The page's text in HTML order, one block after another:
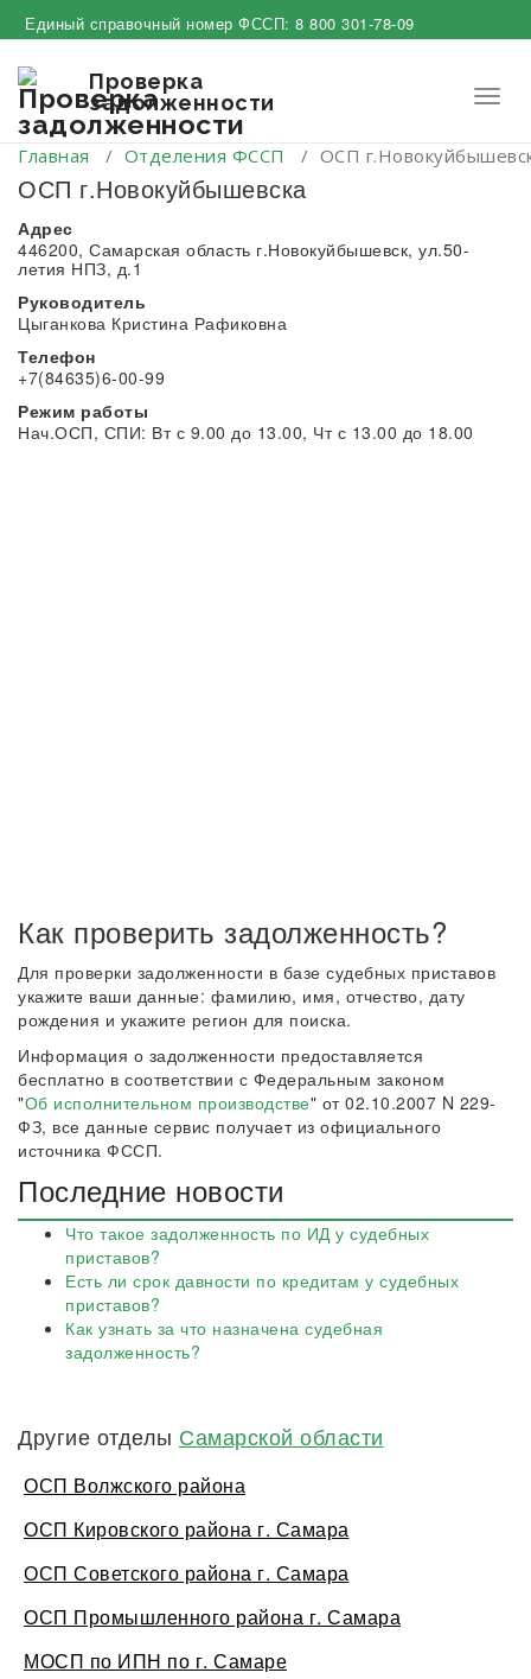
к
Единый справочный номер ФССП: 8 800 301-78-09
Проверка
задолженности
Главная / Отделения ФССП / ОСП
ОСП г.Новокуйбышевска
Адрес
446200, Самарская область г.Новокуйбышевск, ул.50-
летия НПЗ, д.1
Руководитель
Цыганкова Кристина Рафиковна
Телефон
+7(84635)6-00-99
Режим работы
Нач.ОСП, СПИ: Вт с 9.00 до 13.00, Чт с 13.00 до 18.00
Как проверить задолженность?
Для проверки задолженности в базе судебных приставов
укажите ваши данные: фамилию, имя, отчество, дату
рождения и укажите регион для поиска.
Информация о задолженности предоставляется
бесплатно в соответствии с Федеральным законом
"Об исполнительном производстве" от 02.10.2007 N 229-
ФЗ, все данные сервис получает из официального
источника ФССП.
Последние новости
Что такое задолженность по ИД у судебных
приставов?
Есть ли срок давности по кредитам у судебных
приставов?
Как узнать за что назначена судебная
задолженность?
Другие отделы Самарской области
ОСП Волжского района
ОСП Кировского района г. Самара
ОСП Советского района г. Самара
ОСП Промышленного района г. Самара
МОСП по ИПН по г. Самаре